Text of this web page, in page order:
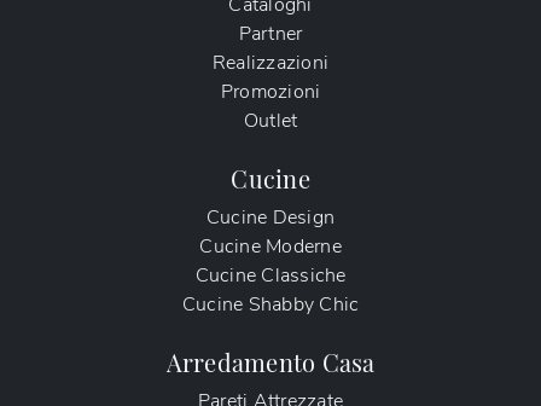
Partner
Realizzazioni
Promozioni
Outlet
Cucine
Cucine Design
Cucine Moderne
Cucine Classiche
Cucine Shabby Chic
Arredamento Casa